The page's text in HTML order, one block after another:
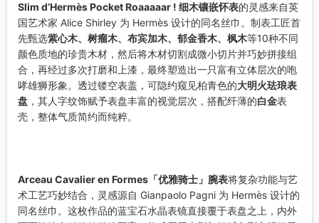
Slim d’Hermès Pocket Roaaaaar ! 细木镶嵌怀表的灵感来自英
国艺术家 Alice Shirley 为 Hermès 设计的同名丝巾。制表工匠首
先甄选紫心木、树瘤木、布宾加木、郁金香木、枫木等10种不同
颜色质地的珍贵木材，然后将木材切割成微小切片并巧妙拼接组
合，再经过多次打磨和上漆，最终塑造出一只富有立体层次的咆
哮雄狮形象。透过镂空表盖，可隐约窥见柏青色的大明火珐琅表
盘 ，其人字纹饰赋予表盘丰富的视觉层次，搭配纤薄的白金表
壳，整体气质简约而纯粹。
Arceau Cavalier en Formes「优雅骑士」腕表将复杂功能与艺
术工艺巧妙结合，灵感源自 Gianpaolo Pagni 为 Hermès 设计的
同名丝巾。这枚作品的蓝宝石水晶表镜直接覆于表盘之上，内外